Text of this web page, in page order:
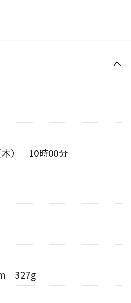
木） 10時00分
327g